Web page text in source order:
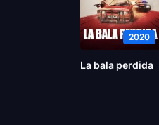
2020
La bala perdida